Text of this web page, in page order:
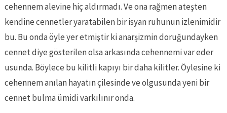
cehennem alevine hiç aldırmadı. Ve ona rağmen ateşten
kendine cennetler yaratabilen bir isyan ruhunun izlenimidir
bu. Bu onda öyle yer etmiştir ki anarşizmin doruğundayken
cennet diye gösterilen olsa arkasında cehennemi var eder
usunda. Böylece bu kilitli kapıyı bir daha kilitler. Öylesine ki
cehennem anılan hayatın çilesinde ve olgusunda yeni bir
cennet bulma ümidi varkılınır onda.